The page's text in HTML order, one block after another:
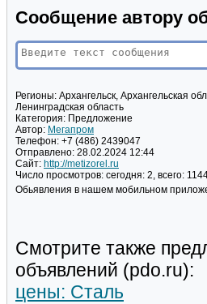
Сообщение автору
Регионы: Архангельск, Архангельская
Ленинградская область
Категория: Предложение
Автор: Мегапром
Телефон: +7 (486) 2439047
Отправлено: 28.02.2024 12:44
Сайт: http://metizorel.ru
Число просмотров: сегодня: 2, всего:
Обьявления в нашем мобильном
Смотрите также
объявлений (pdo.ru):
цены: Сталь